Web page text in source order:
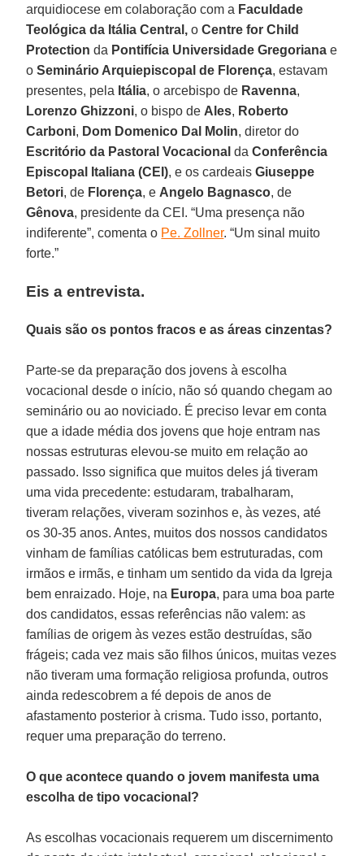
arquidiocese em colaboração com a Faculdade
Teológica da Itália Central, oCentre for Child
Protection da Pontifícia Universidade Gregoriana e
oSeminário Arquiepiscopal de Florença, estavam
presentes, pela Itália, o arcebispo de Ravenna,
Lorenzo Ghizzoni, o bispo de Ales, Roberto
Carboni, Dom Domenico Dal Molin, diretor do
Escritório da Pastoral Vocacional daConferência
Episcopal Italiana (CEI), e os cardeaisGiuseppe
Betori, de Florença, e Angelo Bagnasco, de
Gênova, presidente da CEI. “Uma presença não
indiferente”, comenta o Pe. Zollner. “Um sinal muito
forte.”
Eis a entrevista.
Quais são os pontos fracos e as áreas cinzentas?
Parte-se da preparação dos jovens à escolha
vocacional desde o início, não só quando chegam ao
seminário ou ao noviciado. É preciso levar em conta
que a idade média dos jovens que hoje entram nas
nossas estruturas elevou-se muito em relação ao
passado. Isso significa que muitos deles já tiveram
uma vida precedente: estudaram, trabalharam,
tiveram relações, viveram sozinhos e, às vezes, até
os 30-35 anos. Antes, muitos dos nossos candidatos
vinham de famílias católicas bem estruturadas, com
irmãos e irmãs, e tinham um sentido da vida da Igreja
bem enraizado. Hoje, na Europa, para uma boa parte
dos candidatos, essas referências não valem: as
famílias de origem às vezes estão destruídas, são
frágeis; cada vez mais são filhos únicos, muitas vezes
não tiveram uma formação religiosa profunda, outros
ainda redescobrem a fé depois de anos de
afastamento posterior à crisma. Tudo isso, portanto,
requer uma preparação do terreno.
O que acontece quando o jovem manifesta uma
escolha de tipo vocacional?
As escolhas vocacionais requerem um discernimento